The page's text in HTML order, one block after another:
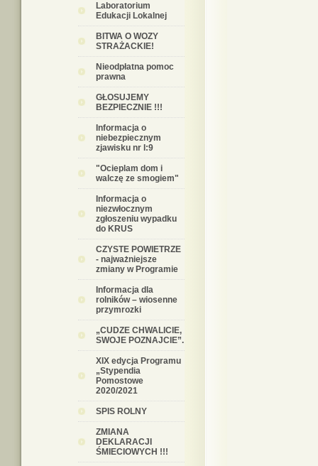
Laboratorium
Edukacji Lokalnej
BITWA O WOZY
STRAŻACKIE!
Nieodpłatna pomoc
prawna
GŁOSUJEMY
BEZPIECZNIE !!!
Informacja o
niebezpiecznym
zjawisku nr I:9
"Ocieplam dom i
walczę ze smogiem"
Informacja o
niezwłocznym
zgłoszeniu wypadku
do KRUS
CZYSTE POWIETRZE
- najważniejsze
zmiany w Programie
Informacja dla
rolników – wiosenne
przymrozki
„CUDZE CHWALICIE,
SWOJE POZNAJCIE”.
XIX edycja Programu
„Stypendia
Pomostowe
2020/2021
SPIS ROLNY
ZMIANA
DEKLARACJI
ŚMIECIOWYCH !!!